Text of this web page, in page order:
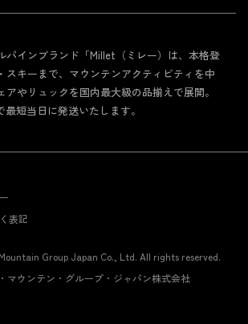
パインブランド「Millet（ミレー）は、本格登
スキーまで、マウンテンアクティビティを中
やリュックを国内最大級の品揃えで展開。
短当日に発送いたします。
表記
Group Japan Co., Ltd. All rights reserved.
マウンテン・グループ・ジャパン株式会社